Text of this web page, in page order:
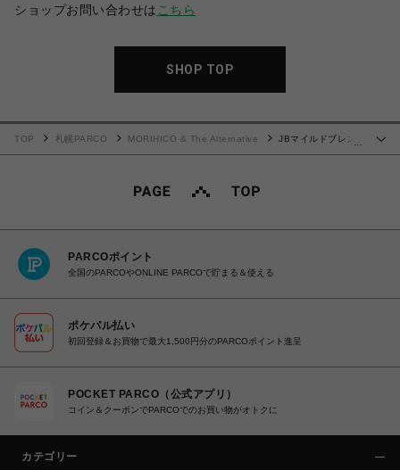
ショップお問い合わせは こちら
SHOP TOP
…
TOP 札幌PARCO MORIHICO & The Alternative
JBマイルドブレン
PARCOポイント
全国のPARCOやONLINE PARCOで貯まる＆使える
ポケパル払い
初回登録＆お買物で最大1,500円分のPARCOポイント進呈
POCKET PARCO（公式アプリ）
コイン＆クーポンでPARCOでのお買い物がオトクに
カテゴリー